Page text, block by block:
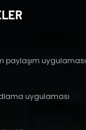
paylaşım uygulaması
uygulaması